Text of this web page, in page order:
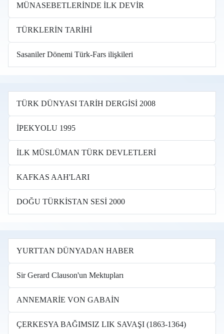
MÜNASEBETLERİNDE İLK DEVİR
TÜRKLERİN TARİHİ
Sasaniler Dönemi Türk-Fars ilişkileri
TÜRK DÜNYASI TARİH DERGİSİ 2008
İPEKYOLU 1995
İLK MÜSLÜMAN TÜRK DEVLETLERİ
KAFKAS AAH'LARI
DOĞU TÜRKİSTAN SESİ 2000
YURTTAN DÜNYADAN HABER
Sir Gerard Clauson'un Mektupları
ANNEMARİE VON GABAİN
ÇERKESYA BAĞIMSIZ LIK SAVAŞI (1863-1364)